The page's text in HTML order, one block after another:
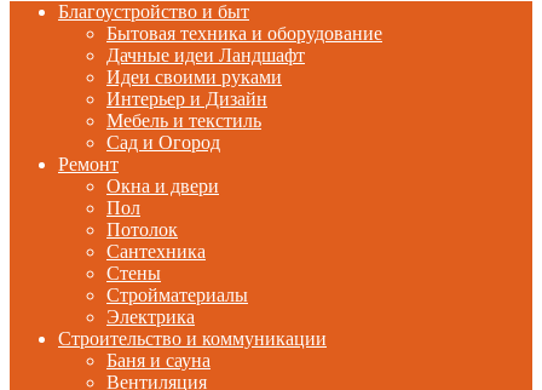
Благоустройство и быт
Бытовая техника и оборудование
Дачные идеи Ландшафт
Идеи своими руками
Интерьер и Дизайн
Мебель и текстиль
Сад и Огород
Ремонт
Окна и двери
Пол
Потолок
Сантехника
Стены
Стройматериалы
Электрика
Строительство и коммуникации
Баня и сауна
Вентиляция